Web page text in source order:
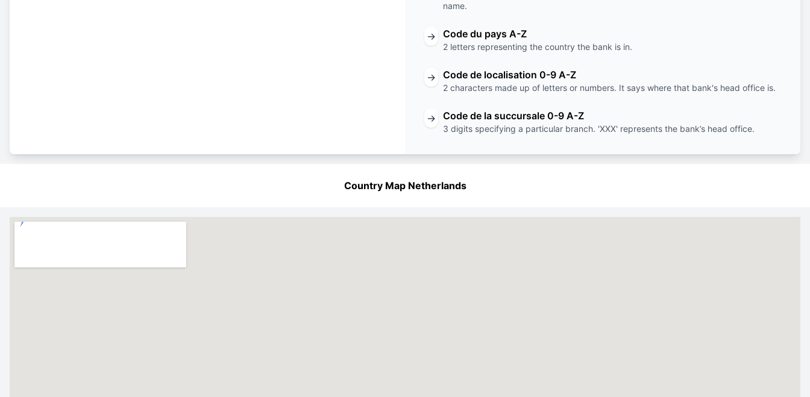
name.
→ Code du pays A-Z
2 letters representing the country the bank is in.
→ Code de localisation 0-9 A-Z
2 characters made up of letters or numbers. It says where that bank's head office is.
→ Code de la succursale 0-9 A-Z
3 digits specifying a particular branch. 'XXX' represents the bank’s head office.
Country Map Netherlands